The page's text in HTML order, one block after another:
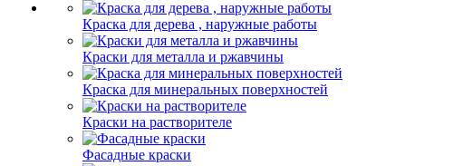
Краска для дерева , наружные работы
Краски для металла и ржавчины
Краска для минеральных поверхностей
Краски на растворителе
Фасадные краски